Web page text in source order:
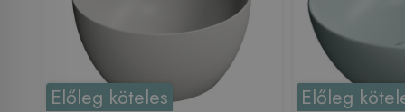
Előleg köteles Előleg